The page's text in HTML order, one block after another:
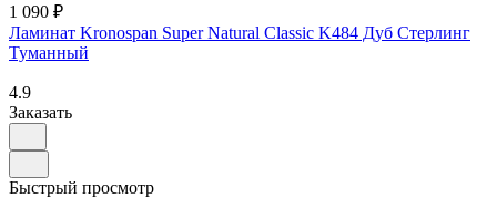
1 090 ₽
Ламинат Kronospan Super Natural Classic K484 Дуб Стерлинг
Туманный
4.9
Заказать
Быстрый просмотр